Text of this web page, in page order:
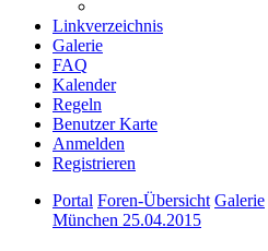
Linkverzeichnis
Galerie
FAQ
Kalender
Regeln
Benutzer Karte
Anmelden
Registrieren
Portal Foren-Übersicht Galerie
München 25.04.2015